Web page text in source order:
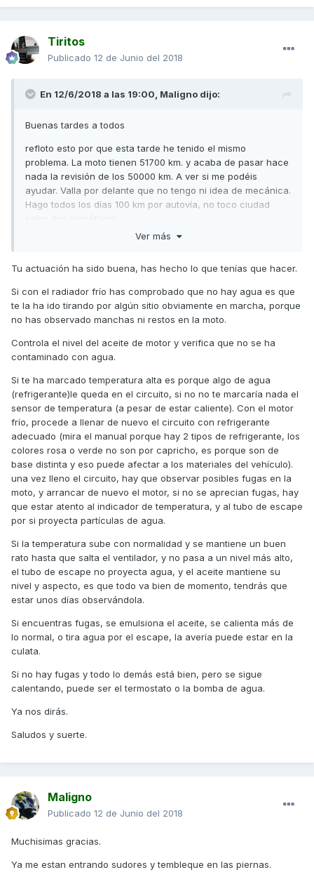
Tiritos
Publicado 12 de Junio del 2018
En 12/6/2018 a las 19:00, Maligno dijo:
Buenas tardes a todos
refloto esto por que esta tarde he tenido el mismo
problema. La moto tienen 51700 km. y acaba de pasar hace
nada la revisión de los 50000 km. A ver si me podéis
ayudar. Valla por delante que no tengo ni idea de mecánica.
Hago todos los días 100 km por autovía, no toco ciudad
salvo dos semáforos.
Cuando he llegado a casa desde el trabajo como todos los
meterla en el garaje mientras me quito el casco, etc..., la
Cuando la he ido a parar, la temperatura estaba arriba del
todo en intermitente, así que la he apagado
mucho, la temperatura estaba bien, ha sido al parar y
tenerla al ralentí medio minuto.
En cuanto he subido me he puesto a buscar en el foro y he
encontrado este hilo. Después de leerlo, he mirado niveles
de aceite y liquido refrigerante y están OK.
He mirado si había mancha como la de las fotos de
compañero por si perdiera liquido por el retén de debajo,
pero tampoco. Ademas tanto en casa como en el trabajo
está en garaje y siempre me fijo por si hay manchas de
algo en el suelo (manía quizás).
Luego he mirado el tapón metálico del radiador y no tiene
viene mi duda.
Lo he abierto y estaba mas seco que la mojama. Incluso el
tubo que baja hacia el radiador, estaba muy seco por
dentro. Todo esto con la moto ya fría, después de una hora
Si la moto está fría, es normal que esté el tubo seco??
No sé si será simplemente que el termostato se haya
estropeado y no salte o si puede ser cosa mas seria.
Como me he asustado, no he comprobado si saltaba el
ventilador, pero es que me da miedo tenerla en marcha con
Ver más
Tu actuación ha sido buena, has hecho lo que tenías que hacer.
Si con el radiador frío has comprobado que no hay agua es que
te la ha ido tirando por algún sitio obviamente en marcha, porque
no has observado manchas ni restos en la moto.
Controla el nivel del aceite de motor y verifica que no se ha
contaminado con agua.
Si te ha marcado temperatura alta es porque algo de agua
(refrigerante)le queda en el circuito, si no no te marcaría nada el
sensor de temperatura (a pesar de estar caliente). Con el motor
frío, procede a llenar de nuevo el circuito con refrigerante
adecuado (mira el manual porque hay 2 tipos de refrigerante, los
colores rosa o verde no son por capricho, es porque son de
base distinta y eso puede afectar a los materiales del vehículo).
una vez lleno el circuito, hay que observar posibles fugas en la
moto, y arrancar de nuevo el motor, si no se aprecian fugas, hay
que estar atento al indicador de temperatura, y al tubo de escape
por si proyecta partículas de agua.
Si la temperatura sube con normalidad y se mantiene un buen
rato hasta que salta el ventilador, y no pasa a un nivel más alto,
el tubo de escape no proyecta agua, y el aceite mantiene su
nivel y aspecto, es que todo va bien de momento, tendrás que
estar unos días observándola.
Si encuentras fugas, se emulsiona el aceite, se calienta más de
lo normal, o tira agua por el escape, la avería puede estar en la
culata.
Si no hay fugas y todo lo demás está bien, pero se sigue
calentando, puede ser el termostato o la bomba de agua.
Ya nos dirás.
Saludos y suerte.
Maligno
Publicado 12 de Junio del 2018
Muchisimas gracias.
Ya me estan entrando sudores y tembleque en las piernas.